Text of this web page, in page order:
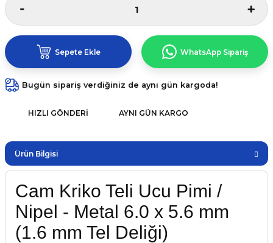
Sepete Ekle WhatsApp Sipariş
Bugün sipariş verdiğiniz de aynı gün kargoda!
HIZLI GÖNDERI AYNI GÜN KARGO
Ürün Bilgisi
Cam Kriko Teli Ucu Pimi /
Nipel - Metal 6.0 x 5.6 mm
(1.6 mm Tel Deliği)